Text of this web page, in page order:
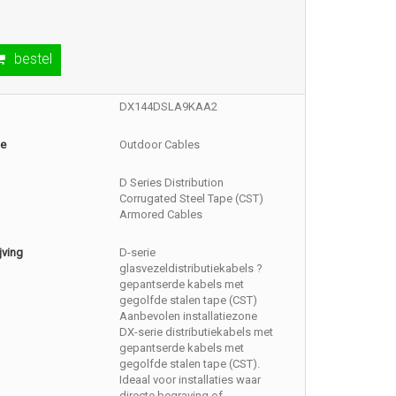
bestel
DX144DSLA9KAA2
Outdoor Cables
D Series Distribution
Corrugated Steel Tape (CST)
Armored Cables
D-serie
glasvezeldistributiekabels ?
gepantserde kabels met
gegolfde stalen tape (CST)
Aanbevolen installatiezone
DX-serie distributiekabels met
gepantserde kabels met
gegolfde stalen tape (CST).
Ideaal voor installaties waar